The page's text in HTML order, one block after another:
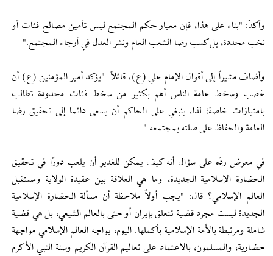
وأكدّ: "بناء على هذا، فإن معيار حكم المجتمع ليس تأمين مصالح فئات أو
نخب محددة، بل كسب رضا الشعب العام ونشر العدل في أرجاء المجتمع."
وأضاف مشيراً إلى أقوال الإمام علي (ع)، قائلاً: "يؤكد أمير المؤمنين (ع) أن
غضب وسخط عامة الناس أهم بكثير من سخط فئات محدودة تطالب
بامتيازات خاصة؛ لذا، ينبغي على الحاكم أن يسعى دائما إلى تحقيق رضا
العامة والحفاظ على صلته بمجتمعه."
في معرض ردّه على سؤال أنه كيف يمكن للغدير أن يلعب دورًا في تحقيق
الحضارة الإسلامية الجديدة، وما هي العلاقة بين عقيدة الولاية ومستقبل
العالم الإسلامي؟ قال: "يجب أولاً ملاحظة أن مسألة الحضارة الإسلامية
الجديدة ليست مجرد قضية تتعلق بإيران أو حتى بالعالم الشيعي، بل هي قضية
شاملة ومرتبطة بالأمة الإسلامية بأكملها. اليوم، يواجه العالم الإسلامي مواجهة
حضارية، والمسلمون، بالاعتماد على تعاليم القرآن الكريم وسنة النبي الأكرم